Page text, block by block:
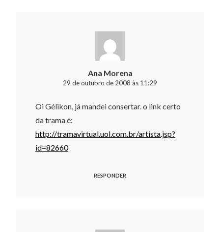
Ana Morena
29 de outubro de 2008 às 11:29
Oi Gélikon, já mandei consertar. o link certo
da trama é:
http://tramavirtual.uol.com.br/artista.jsp?
id=82660
RESPONDER